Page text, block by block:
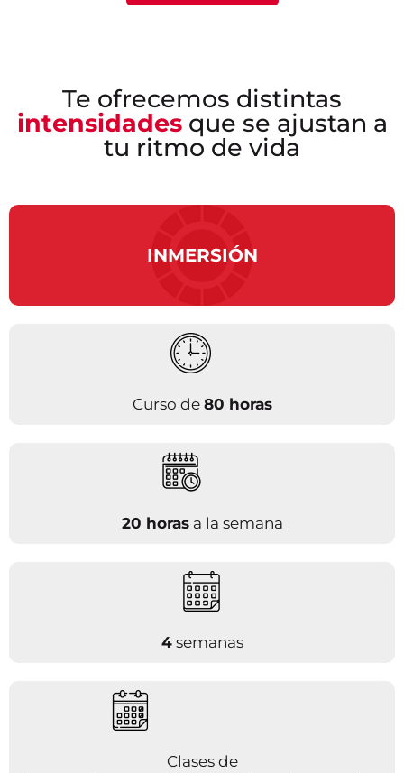
Te ofrecemos distintas
intensidadesque se ajustan a
tu ritmo de vida
INMERSIÓN
Curso de 80 horas
20 horasa la semana
4semanas
Clases de